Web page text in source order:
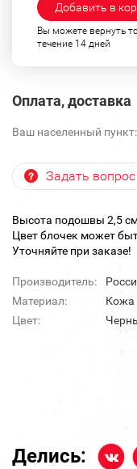
Добавить в
Вы можете вернуть
течение 14 дней
Оплата, доставка
Ваш населенный пункт:
Задать вопрос
Высота подошвы 2,5
Цвет блочек может
Уточняйте при заказе!
Производитель:
Материал:
Кожа
Цвет:
Делись: